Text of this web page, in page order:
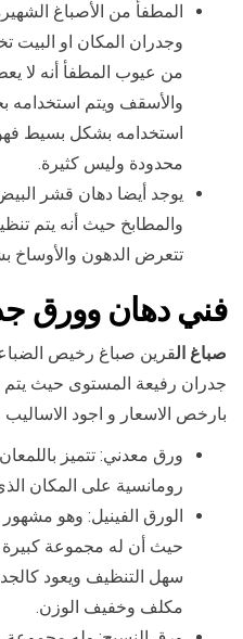
المطفأ من الأصباغ
وجدران المكان او البيت
من عيوب المطفأ أنه لا
والأسقف ويتم استخدامه
استخدامه بشكل بسيط فهو
محدودة وليس كثيرة.
يوجد أيضا دهان قشر
والمطابخ حيث أنه يتم
تتعرض الدهون والأوساخ
فني دهان وورق
صباغ القرين صباغ رخيص
جدران رفيعة المستوى حيث
بارخص الاسعار و اجود
ورق معدني: تتميز
رومانسية على المكان
الورق الفينيل: وهو
حيث أن له مجموعة كبيرة
سهل التنظيف ويعود
مكلف وخفيف الوزن.